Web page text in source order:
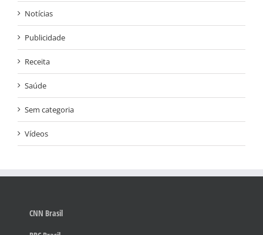
Notícias
Publicidade
Receita
Saúde
Sem categoria
Vídeos
CNN Brasil